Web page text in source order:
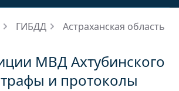
ГИБДД
Астраханская область
МВД Ахтубинского
и протоколы